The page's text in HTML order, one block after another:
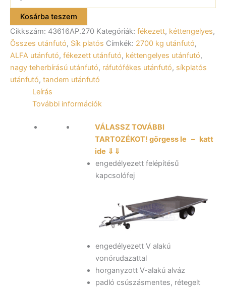
43616AP.270-
10"
kéttengelyes,
fékezett,
alsókerekes,
síkplatós,
uniplatós
utánfutó,
Kosárba teszem
Cikkszám: 43616AP.270 Kategóriák: fékezett, kéttengelyes,
Összes utánfutó, Sík platós Címkék: 2700 kg utánfutó,
ALFA utánfutó, fékezett utánfutó, kéttengelyes utánfutó,
nagy teherbírású utánfutó, ráfutófékes utánfutó, síkplatós
utánfutó, tandem utánfutó
Leírás
További információk
VÁLASSZ TOVÁBBI
TARTOZÉKOT! görgess le – katt
ide ⇓⇓
engedélyezett felépítésű
kapcsolófej
engedélyezett V alakú
vonórudazattal
horganyzott V-alakú alváz
padló csúszásmentes, rétegelt